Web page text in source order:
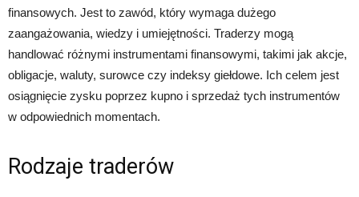
finansowych. Jest to zawód, który wymaga dużego
zaangażowania, wiedzy i umiejętności. Traderzy mogą
handlować różnymi instrumentami finansowymi, takimi jak akcje,
obligacje, waluty, surowce czy indeksy giełdowe. Ich celem jest
osiągnięcie zysku poprzez kupno i sprzedaż tych instrumentów
w odpowiednich momentach.
Rodzaje traderów